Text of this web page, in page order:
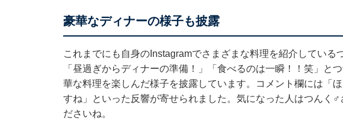
豪華なディナーの様子も披露
これまでにも自身のInstagramでさまざまな料理を紹介している
「昼過ぎからディナーの準備！」「食べるのは一瞬！！笑」と
華な料理を楽しんだ様子を披露しています。コメント欄には「
すね」といった反響が寄せられました。気になった人はつんく♂
ださいね。